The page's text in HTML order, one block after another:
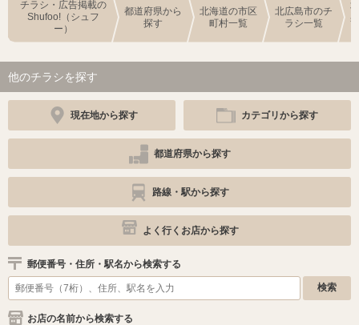
チラシ・広告掲載の
Shufoo!（シュフ
ー）
都道府県から
探す
北海道の市区
町村一覧
北広島市のチ
ラシ一覧
他のチラシを探す
現在地から探す カテゴリから探す
都道府県から探す
路線・駅から探す
よく行くお店から探す
郵便番号・住所・駅名から検索する
お店の名前から検索する